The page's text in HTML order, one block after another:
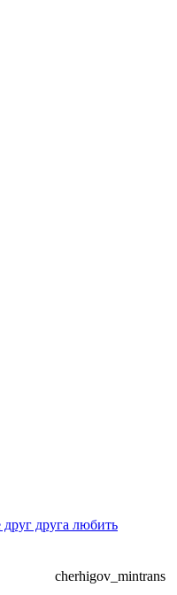
друг друга любить
cherhigov_mintrans